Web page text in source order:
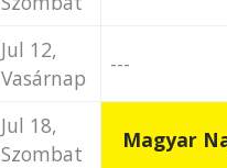
Jul 12,
Vasárnap
---
Jul 18,
Szombat
Magyar